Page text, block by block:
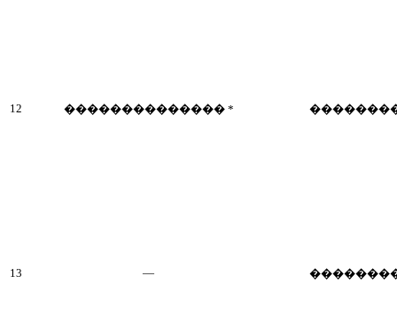
12 �������������� *
13 —